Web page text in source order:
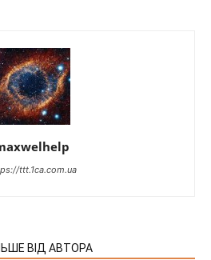
ttt.1ca.com.ua
ВІД АВТОРА